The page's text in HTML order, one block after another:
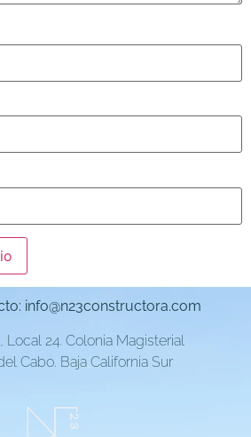
info@n23constructora.com
Local 24. Colonia Magisterial
Cabo. Baja California Sur